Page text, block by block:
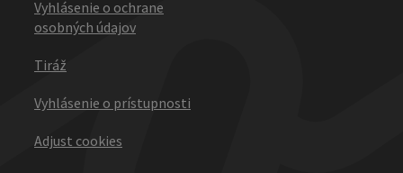
Vyhlásenie o ochrane
osobných údajov
Tiráž
Vyhlásenie o prístupnosti
Adjust cookies